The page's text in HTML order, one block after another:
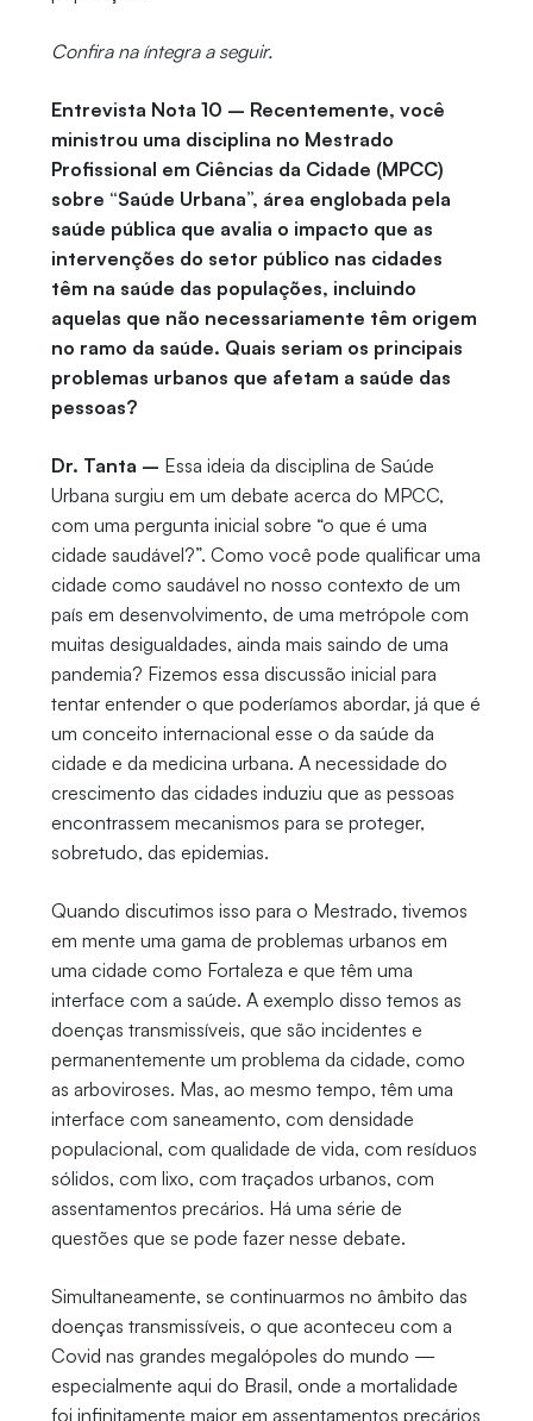
Confira na íntegra a seguir.
Entrevista Nota 10 – Recentemente, você
ministrou uma disciplina no Mestrado
Profissional em Ciências da Cidade (MPCC)
sobre “Saúde Urbana”, área englobada pela
saúde pública que avalia o impacto que as
intervenções do setor público nas cidades
têm na saúde das populações, incluindo
aquelas que não necessariamente têm origem
no ramo da saúde. Quais seriam os principais
problemas urbanos que afetam a saúde das
pessoas?
Dr. Tanta – Essa ideia da disciplina de Saúde
Urbana surgiu em um debate acerca do MPCC,
com uma pergunta inicial sobre “o que é uma
cidade saudável?”. Como você pode qualificar uma
cidade como saudável no nosso contexto de um
país em desenvolvimento, de uma metrópole com
muitas desigualdades, ainda mais saindo de uma
pandemia? Fizemos essa discussão inicial para
tentar entender o que poderíamos abordar, já que é
um conceito internacional esse o da saúde da
cidade e da medicina urbana. A necessidade do
crescimento das cidades induziu que as pessoas
encontrassem mecanismos para se proteger,
sobretudo, das epidemias.
Quando discutimos isso para o Mestrado, tivemos
em mente uma gama de problemas urbanos em
uma cidade como Fortaleza e que têm uma
interface com a saúde. A exemplo disso temos as
doenças transmissíveis, que são incidentes e
permanentemente um problema da cidade, como
as arboviroses. Mas, ao mesmo tempo, têm uma
interface com saneamento, com densidade
populacional, com qualidade de vida, com resíduos
sólidos, com lixo, com traçados urbanos, com
assentamentos precários. Há uma série de
questões que se pode fazer nesse debate.
Simultaneamente, se continuarmos no âmbito das
doenças transmissíveis, o que aconteceu com a
Covid nas grandes megalópoles do mundo —
especialmente aqui do Brasil, onde a mortalidade
foi infinitamente maior em assentamentos precários